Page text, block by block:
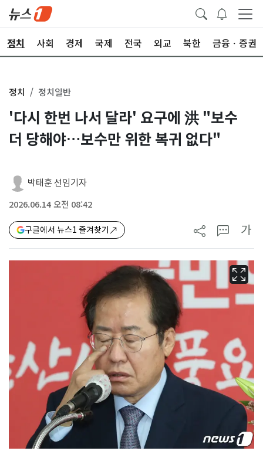
정치 사회 경제 국제 전국 외교 북한 금융ㆍ증권
정치 정치일반
'다시 한번 나서 달라' 요구에 洪 "보수
더 당해야…보수만 위한 복귀 없다"
박태훈 선임기자
2026.06.14 오전 08:42
구글에서 뉴스1 즐겨찾기 가